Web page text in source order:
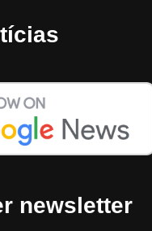
newsletter